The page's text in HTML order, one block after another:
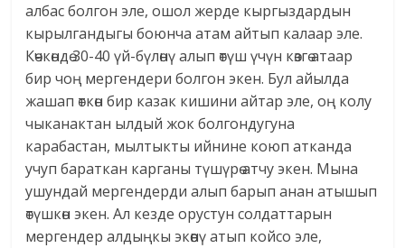
албас болгон эле, ошол жерде кыргыздардын
кырылгандыгы боюнча атам айтып калаар эле.
Көчкөндө 30-40 үй-бүлөнү алып өтүш үчүн көзгө атаар
бир чоң мергендери болгон экен. Бул айылда
жашап өткөн бир казак кишини айтар эле, оң колу
чыканактан ылдый жок болгондугуна
карабастан, мылтыкты ийнине коюп атканда
учуп бараткан карганы түшүрө атчу экен. Мына
ушундай мергендерди алып барып анан атышып
өтүшкөн экен. Ал кезде орустун солдаттарын
мергендер алдыңкы экөөнү атып койсо эле,